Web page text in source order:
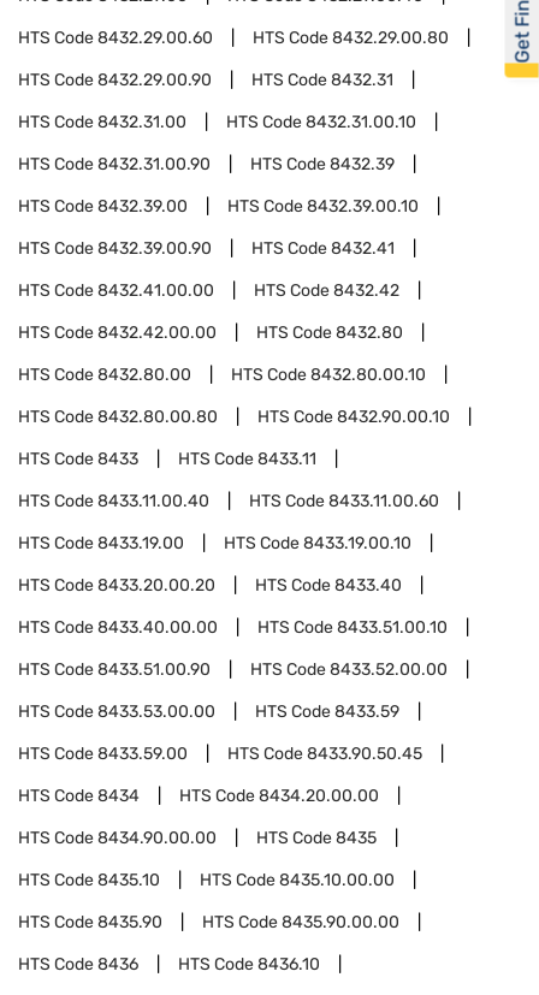
HTS Code8432.29.00.60 HTS Code8432.29.00.80
HTS Code8432.29.00.90 HTS Code8432.31
HTS Code8432.31.00 HTS Code8432.31.00.10
HTS Code8432.31.00.90 HTS Code8432.39
HTS Code8432.39.00 HTS Code8432.39.00.10
HTS Code8432.39.00.90 HTS Code8432.41
HTS Code8432.41.00.00 HTS Code8432.42
HTS Code8432.42.00.00 HTS Code8432.80
HTS Code8432.80.00 HTS Code8432.80.00.10
HTS Code8432.80.00.80 HTS Code8432.90.00.10
HTS Code8433 HTS Code8433.11
HTS Code8433.11.00.40 HTS Code8433.11.00.60
HTS Code8433.19.00 HTS Code8433.19.00.10
HTS Code8433.20.00.20 HTS Code8433.40
HTS Code8433.40.00.00 HTS Code8433.51.00.10
HTS Code8433.51.00.90 HTS Code8433.52.00.00
HTS Code8433.53.00.00 HTS Code8433.59
HTS Code8433.59.00 HTS Code8433.90.50.45
HTS Code8434 HTS Code8434.20.00.00
HTS Code8434.90.00.00 HTS Code8435
HTS Code8435.10 HTS Code8435.10.00.00
HTS Code8435.90 HTS Code8435.90.00.00
HTS Code8436 HTS Code8436.10